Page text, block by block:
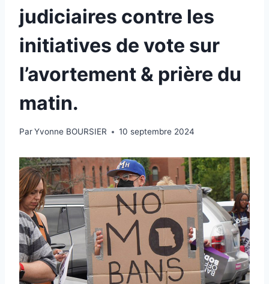
judiciaires contre les
initiatives de vote sur
l’avortement & prière du
matin.
ParYvonne BOURSIER 10 septembre 2024